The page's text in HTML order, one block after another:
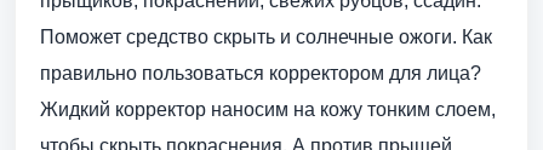
Поможет средство скрыть и солнечные ожоги. Как
правильно пользоваться корректором для лица?
Жидкий корректор наносим на кожу тонким слоем,
чтобы скрыть покраснения. А против прыщей